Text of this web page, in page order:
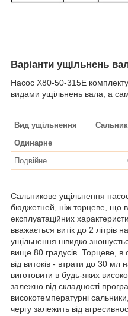
Варіанти ущільнень
Насос Х80-50-315Е
видами ущільнень вала, а
Вид ущільнення
Одинарне
Подвійне
Сальникове ущільнення
бюджетней, ніж торцеве, що
експлуатаційних
вважається витік до 2 літрів
ущільнення швидко
вище 80 градусів. Торцеве, в
від витоків - втрати до 30
виготовити в будь-яких
залежно від складності
високотемпературні
чергу залежить від